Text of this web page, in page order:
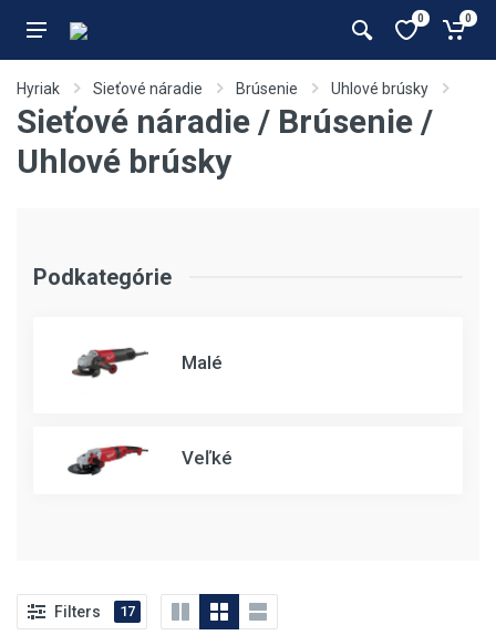
0 0
Hyriak Sieťové náradie Brúsenie Uhlové brúsky
Sieťové náradie / Brúsenie /
Uhlové brúsky
Podkategórie
Malé
Veľké
Filters 17